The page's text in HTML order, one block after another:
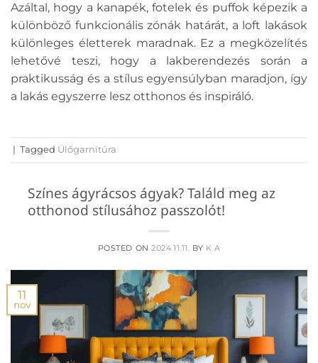
Azáltal, hogy a kanapék, fotelek és puffok képezik a
különböző funkcionális zónák határát, a loft lakások
különleges életterek maradnak. Ez a megközelítés
lehetővé teszi, hogy a lakberendezés során a
praktikusság és a stílus egyensúlyban maradjon, így
a lakás egyszerre lesz otthonos és inspiráló.
| Tagged Ülőgarnitúra
Színes ágyrácsos ágyak? Találd meg az
otthonod stílusához passzolót!
POSTED ON2024.11.11. BY K A
11
nov